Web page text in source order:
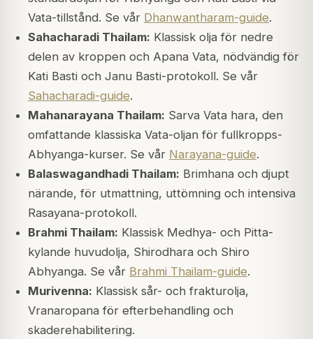
Vata-tillstånd. Se vår Dhanwantharam-guide.
Sahacharadi Thailam: Klassisk olja för nedre
delen av kroppen och Apana Vata, nödvändig för
Kati Basti och Janu Basti-protokoll. Se vår
Sahacharadi-guide.
Mahanarayana Thailam: Sarva Vata hara, den
omfattande klassiska Vata-oljan för fullkropps-
Abhyanga-kurser. Se vår Narayana-guide.
Balaswagandhadi Thailam: Brimhana och djupt
närande, för utmattning, uttömning och intensiva
Rasayana-protokoll.
Brahmi Thailam: Klassisk Medhya- och Pitta-
kylande huvudolja, Shirodhara och Shiro
Abhyanga. Se vår Brahmi Thailam-guide.
Murivenna: Klassisk sår- och frakturolja,
Vranaropana för efterbehandling och
skaderehabilitering.